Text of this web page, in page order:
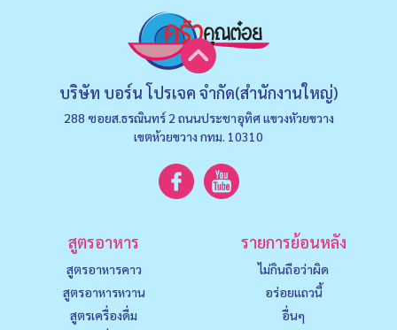
บริษัท บอร์น โปรเจค จำกัด(สำนักงานใหญ่)
288 ซอยส.ธรณินทร์ 2 ถนนประชาอุทิศ แขวงหัวยขวาง
เขตห้วยขวาง กทม. 10310
สูตรอาหาร
สูตรอาหารคาว
สูตรอาหารหวาน
สูตรเครื่องดื่ม
รายการย้อนหลัง
ไม่กินถือว่าผิด
อร่อยแถวนี้
อื่นๆ